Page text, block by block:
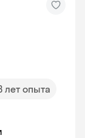
лет опыта